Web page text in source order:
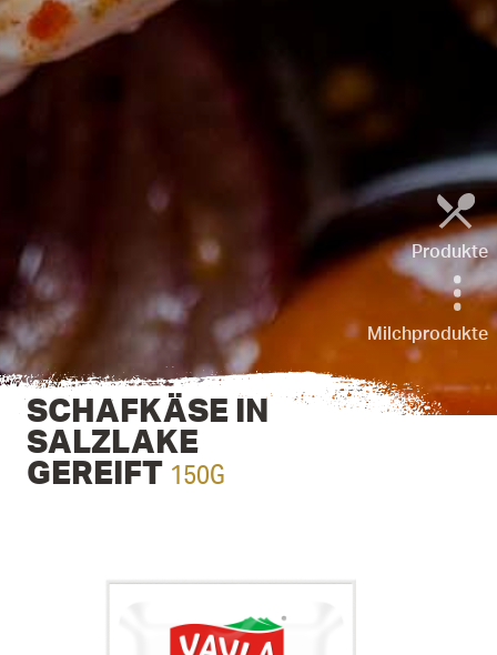
Produkte
Milchprodukte
SCHAFKÄSE IN
SALZLAKE
GEREIFT 150G